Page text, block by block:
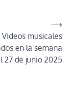
Videos musicales
en la semana
27 de junio 2025
⟶